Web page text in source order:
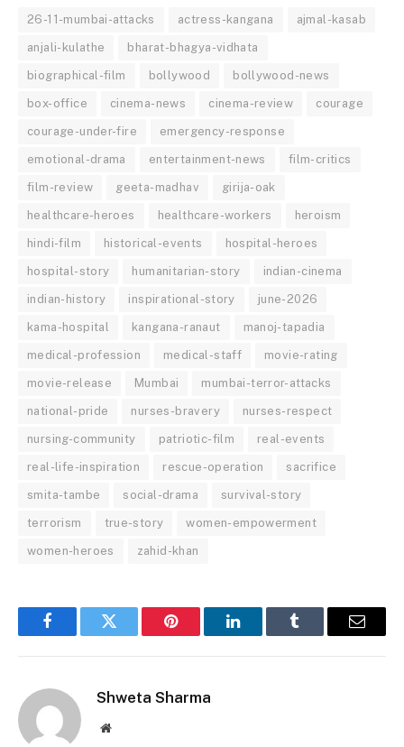
26-11-mumbai-attacks actress-kangana ajmal-kasab
anjali-kulathe bharat-bhagya-vidhata
biographical-film bollywood bollywood-news
box-office cinema-news cinema-review courage
courage-under-fire emergency-response
emotional-drama entertainment-news film-critics
film-review geeta-madhav girija-oak
healthcare-heroes healthcare-workers heroism
hindi-film historical-events hospital-heroes
hospital-story humanitarian-story indian-cinema
indian-history inspirational-story june-2026
kama-hospital kangana-ranaut manoj-tapadia
medical-profession medical-staff movie-rating
movie-release Mumbai mumbai-terror-attacks
national-pride nurses-bravery nurses-respect
nursing-community patriotic-film real-events
real-life-inspiration rescue-operation sacrifice
smita-tambe social-drama survival-story
terrorism true-story women-empowerment
women-heroes zahid-khan
FacebookTwitter Pinterest LinkedInTumblr Email
Shweta Sharma
Website